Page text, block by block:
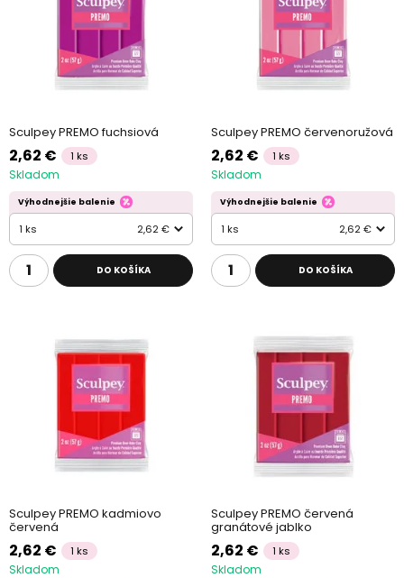
Sculpey PREMO fuchsiová
2,62 € 1 ks
Skladom
Výhodnejšie balenie
1 ks 2,62 €
DO KOŠÍKA
Sculpey PREMO červenoružová
2,62 € 1 ks
Skladom
Výhodnejšie balenie
1 ks 2,62 €
DO KOŠÍKA
Sculpey PREMO kadmiovo
červená
2,62 € 1 ks
Skladom
Sculpey PREMO červená
granátové jablko
2,62 € 1 ks
Skladom